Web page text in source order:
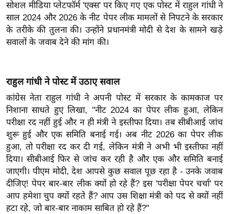
बे
मि
सा
ख्सि
य
त
यं
ग
इं
डि
या
सा
हि
सोशल मीडिया प्लेटफॉर्म 'एक्स' पर किए गए एक पोस्ट में राहुल गांधी ने
साल 2024 और 2026 के नीट पेपर लीक मामलों से निपटने के सरकार
के तरीके की तुलना की। उन्होंने प्रधानमंत्री मोदी से देश के सामने खड़े
सवालों के जवाब देने की मांग की।
राहुल गांधी ने पोस्ट में उठाए सवाल
कांग्रेस नेता राहुल गांधी ने अपनी पोस्ट में सरकार के कामकाज पर
निशाना साधते हुए लिखा, "नीट 2024 का पेपर लीक हुआ, लेकिन
परीक्षा रद नहीं हुई और न ही मंत्री ने इस्तीफा दिया। तब सीबीआई जांच
शुरू हुई और एक समिति बनाई गई। अब नीट 2026 का पेपर लीक
हुआ, तो परीक्षा रद कर दी गई, लेकिन मंत्री ने अभी भी इस्तीफा नहीं
दिया। सीबीआई फिर से जांच कर रही है और एक और समिति बनाई
जाएगी। पीएम मोदी, देश आपसे कुछ सवाल पूछ रहा है - उनके जवाब
दीजिए! पेपर बार-बार लीक क्यों हो रहे हैं? इस 'परीक्षा पेपर चर्चा' पर
आप हमेशा चुप क्यों रहते हैं? आप उस शिक्षा मंत्री को पद से क्यों नहीं
हटा रहे, जो बार-बार नाकाम साबित हो रहे हैं?"